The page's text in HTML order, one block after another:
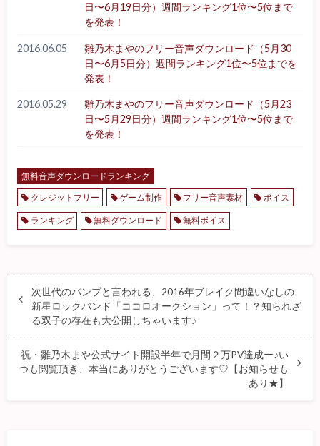
日〜6月19日分）週間ランキング1位〜5位まで
を発表！
2016.06.05
雛乃木まやのフリー音声ダウンロード（5月30
日〜6月5日分）週間ランキング1位〜5位までを
発表！
2016.05.29
雛乃木まやのフリー音声ダウンロード（5月23
日〜5月29日分）週間ランキング1位〜5位まで
を発表！
無料音声ダウンロードランキング
クレジットフリー
ゲーム制作 フリー音声素材 ボイス
ランキング 無料ダウンロード 無料ボイス
次世代のバンプと言われる、2016年ブレイク間違いなしの
新星ロックバンド「ココロオークション」って！？知られざ
る双子の存在も大公開しちゃいます♪
祝・雛乃木まや公式サイト開設半年で月間２万PV達成ー♪い
つも閲覧頂き、本当にありがとうございます♡【お知らせも
あり★】